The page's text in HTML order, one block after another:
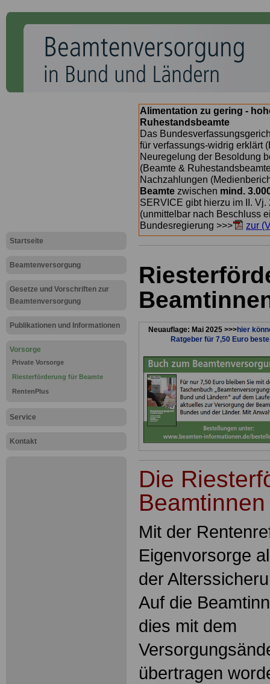
Startseite
Beamtenversorgung
Gesetze und Vorschriften zur
Beamtenversorgung
Publikationen und Informationen
Vorsorge
Private Vorsorge
Riesterförderung für Beamte
RentenPlus
Service
Kontakt
Alimentation zu gering -
Ruhestandsbeamte
Das
für verfassungs-widrig erklärt
Neuregelung der Besoldung
(Beamte &
Nachzahlungen
Beamte zwischen mind.
SERVICE gibt hierzu im II.
(unmittelbar nach Beschluss
Bundesregierung >>>
zur
Neuauflage: Mai 2025 >>>hier
Ratgeber für 7,50 Euro
Die
Mit der
Eigenvorsorge
der
Auf die
dies mit dem
übertragen